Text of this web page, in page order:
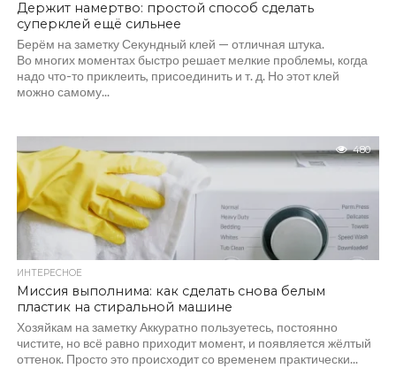
Держит намертво: простой способ сделать
суперклей ещё сильнее
Берём на заметку Секундный клей — отличная штука.
Во многих моментах быстро решает мелкие проблемы, когда
надо что-то приклеить, присоединить и т. д. Но этот клей
можно самому...
480
ИНТЕРЕСНОЕ
Миссия выполнима: как сделать снова белым
пластик на стиральной машине
Хозяйкам на заметку Аккуратно пользуетесь, постоянно
чистите, но всё равно приходит момент, и появляется жёлтый
оттенок. Просто это происходит со временем практически...